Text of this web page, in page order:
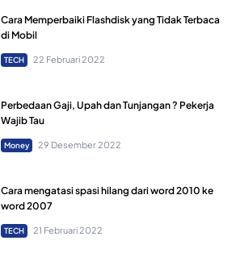
Cara Memperbaiki Flashdisk yang Tidak Terbaca
di Mobil
TECH 22 Februari 2022
Perbedaan Gaji, Upah dan Tunjangan ? Pekerja
Wajib Tau
Money 29 Desember 2022
Cara mengatasi spasi hilang dari word 2010 ke
word 2007
TECH 21 Februari 2022